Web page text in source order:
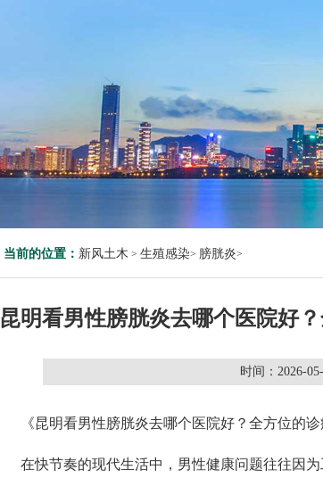
当前的位置： 新风土木 > 生殖感染> 膀胱炎>
昆明看男性膀胱炎去哪个医院好
时间：2026-
《昆明看男性膀胱炎去哪个医院好？全方位的诊
在快节奏的现代生活中，男性健康问题往往因